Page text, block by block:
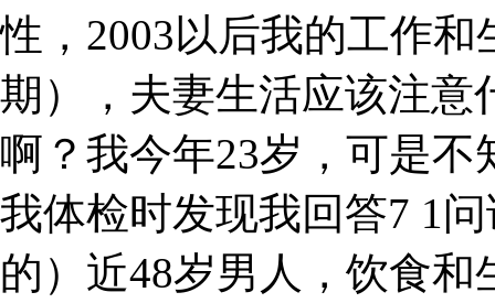
性，2003以后我的工作
期），夫妻生活应该注意
啊？我今年23岁，可是
我体检时发现我回答7 1
的）近48岁男人，饮食